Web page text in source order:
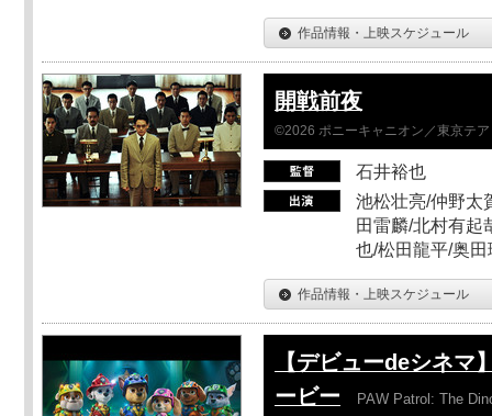
作品情報・上映スケジュール
開戦前夜
©2026 ポニーキャニオン／東京テ
石井裕也
池松壮亮/仲野太
田雷麟/北村有起
也/松田龍平/奥
作品情報・上映スケジュール
【デビューdeシネマ
ービー
PAW Patrol: The